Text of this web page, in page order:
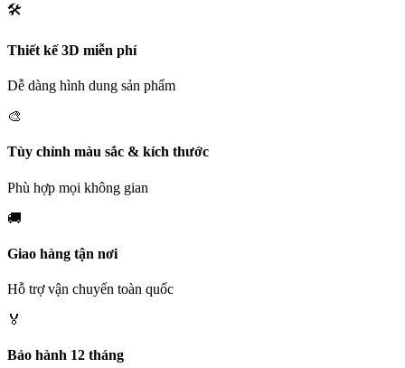
🛠️
Thiết kế 3D miễn phí
Dễ dàng hình dung sản phẩm
🎨
Tùy chỉnh màu sắc & kích thước
Phù hợp mọi không gian
🚚
Giao hàng tận nơi
Hỗ trợ vận chuyển toàn quốc
🏅
Bảo hành 12 tháng